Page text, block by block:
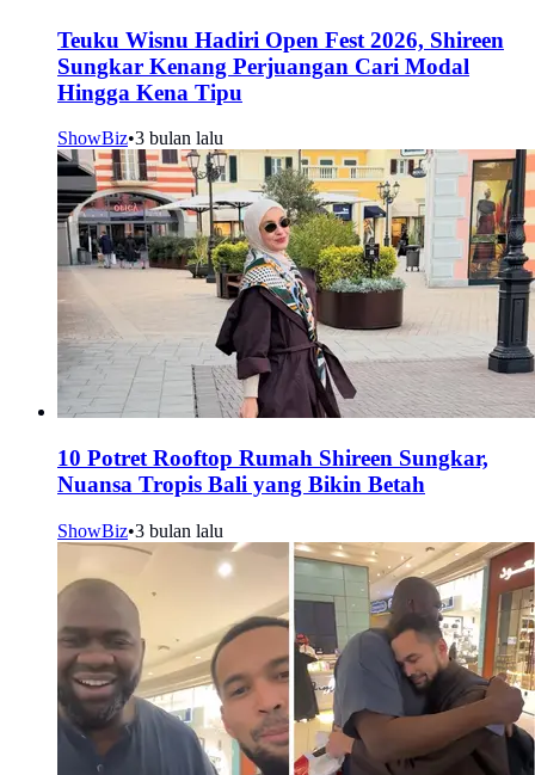
Teuku Wisnu Hadiri Open Fest 2026, Shireen
Sungkar Kenang Perjuangan Cari Modal
Hingga Kena Tipu
ShowBiz•3 bulan lalu
10 Potret Rooftop Rumah Shireen Sungkar,
Nuansa Tropis Bali yang Bikin Betah
ShowBiz•3 bulan lalu